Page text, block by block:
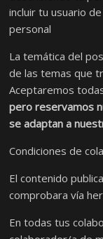
incluir tu usuario
personal
La temática del
de las temas que
Aceptaremos
pero reservamos
se adaptan a
Condiciones de
El contenido
comprobara vía
En todas tus